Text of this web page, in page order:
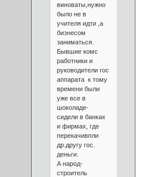
виноваты,нужно
было не в
учителя идти ,а
бизнесом
заниматься.
Бывшие комс
работники и
руководители гос
аппарата к тому
времени были
уже все в
шоколаде-
сидели в банках
и фирмах, где
перекачивпли
др.другу гос.
деньги.
А народ-
строитель